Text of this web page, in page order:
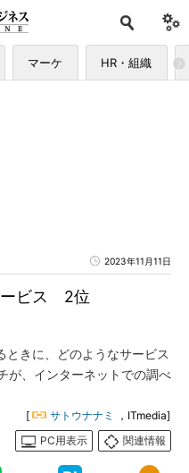
マーケ HR・組織
2023年11月11日
ービス 2位
ときに、どのようなサービス
が、インターネットでの調べ
[ サトウナナミ
，ITmedia]
PC用表示
関連情報